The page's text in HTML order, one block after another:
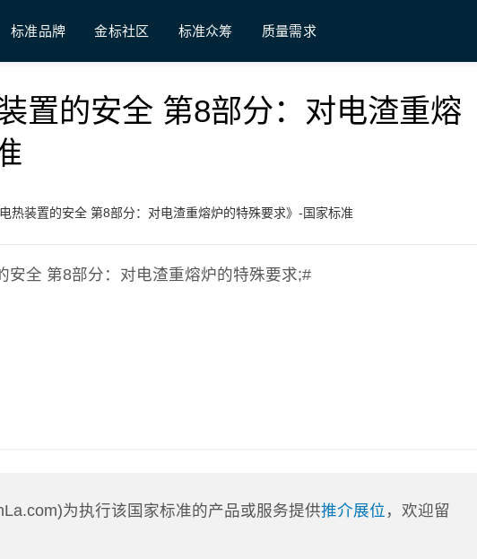
标准品牌 金标社区 标准众筹 质量需求
置的安全 第8部分：对电渣重熔
热装置的安全 第8部分：对电渣重熔炉的特殊要求》-国家标准
安全 第8部分：对电渣重熔炉的特殊要求;#
为执行该国家标准的产品或服务提供推介展位 ，欢迎留